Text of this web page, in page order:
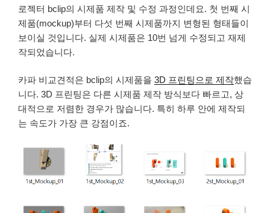
로젝터 bclip의 시제품 제작 및 수정 과정인데요. 첫 번째 시
제품(mockup)부터 다섯 번째 시제품까지 변형된 형태들이
보이실 것입니다. 실제 시제품은 10번 넘게 수정되고 재제
작되었습니다.
카파 비교견적은 bclip의 시제품을 3D 프린팅으로 제작했습
니다. 3D 프린팅은 다른 시제품 제작 방식보다 빠르고, 상
대적으로 저렴한 경우가 많습니다. 특히 하루 안에 제작되
는 속도가 가장 큰 강점이죠.